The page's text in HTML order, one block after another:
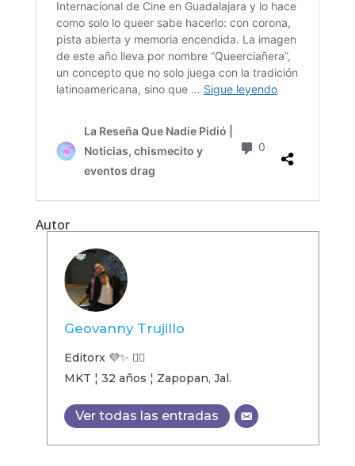
Autor
Geovanny Trujillo
Editorx 💜✨ 🏳️‍🌈
MKT ¦ 32 años ¦ Zapopan, Jal.
Ver todas las entradas